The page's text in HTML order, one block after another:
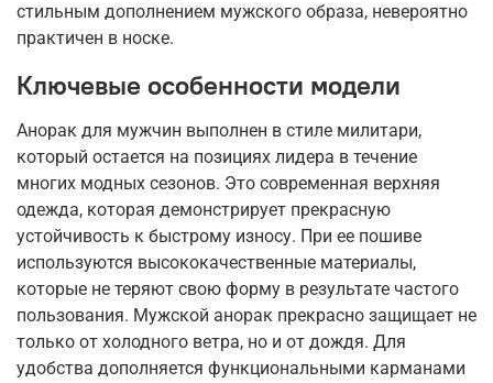
стильным дополнением мужского образа, невероятно
практичен в носке.
Ключевые особенности модели
Анорак для мужчин выполнен в стиле милитари,
который остается на позициях лидера в течение
многих модных сезонов. Это современная верхняя
одежда, которая демонстрирует прекрасную
устойчивость к быстрому износу. При ее пошиве
используются высококачественные материалы,
которые не теряют свою форму в результате частого
пользования. Мужской анорак прекрасно защищает не
только от холодного ветра, но и от дождя. Для
удобства дополняется функциональными карманами